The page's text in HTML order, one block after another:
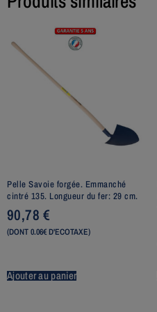
Pelle Savoie forgée. Emmanché
cintré 135. Longueur du fer: 29 cm.
90,78€
(DONT 0.06€ D'ECOTAXE)
Ajouter au panier